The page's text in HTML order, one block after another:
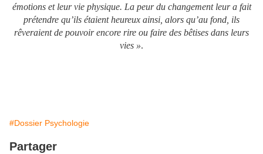
émotions et leur vie physique. La peur du changement leur a fait
prétendre qu’ils étaient heureux ainsi, alors qu’au fond, ils
rêveraient de pouvoir encore rire ou faire des bêtises dans leurs
vies ».
#Dossier Psychologie
Partager